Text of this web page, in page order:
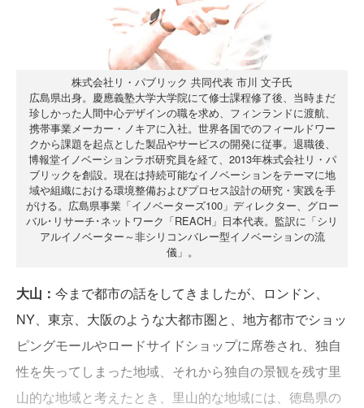
株式会社リ・パブリック 共同代表 市川 文子氏
広島県出身。慶應義塾大学大学院にて修士課程修了後、当時まだ
珍しかった人間中心デザインの職を求め、フィンランドに渡航、
携帯事業メーカー・ノキアに入社。世界各国でのフィールドワー
クから課題を起点とした製品やサービスの開発に従事。退職後、
博報堂イノベーションラボ研究員を経て、2013年株式会社リ・パ
ブリックを創設。現在は持続可能なイノベーションをテーマに地
域や組織における環境整備およびプロセス設計の研究・実践を手
がける。広島県事業「イノベーターズ100」ディレクター、グロー
バル･リサーチ･ネットワーク「REACH」日本代表。監訳に「シリ
アルイノベーター～非シリコンバレー型イノベーションの流
儀」。
大山： 今まで都市の話をしてきましたが、ロンドン、
NY、東京、大阪のような大都市圏と、地方都市でショッ
ピングモールやロードサイドショップに席巻され、独自
性を失ってしまった地域、それから独自の景観を残す里
山的な地域と考えたとき、里山的な地域には、徳島県の